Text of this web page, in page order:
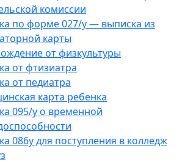
комиссии
по форме 027/у — выписка из
карты
от физкультуры
от фтизиатра
от педиатра
карта ребенка
095/у о временной
086у для поступления в колледж